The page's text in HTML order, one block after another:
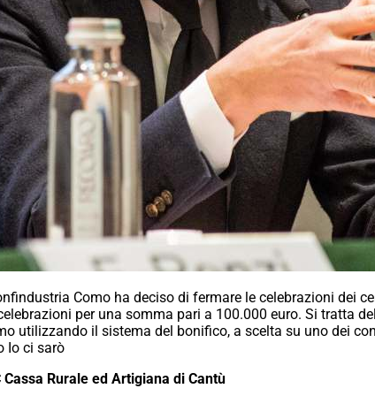
Como ha deciso di fermare le celebrazioni dei
per una somma pari a 100.000 euro. Si tratta
utilizzando il sistema del bonifico, a scelta su uno dei
Io ci sarò
Rurale ed Artigiana di Cantù